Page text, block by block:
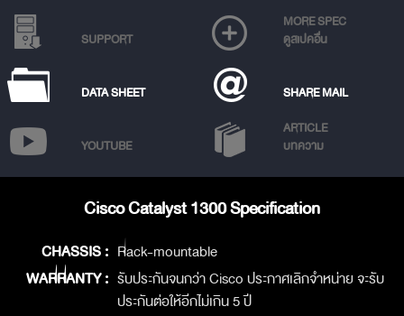
SUPPORT
MORE SPEC
ดูสเปคอื่น
DATA SHEET SHARE MAIL
YOUTUBE
ARTICLE
บทความ
Cisco Catalyst 1300 Specification
CHASSIS : Rack-mountable
WARRANTY : รับประกันจนกว่า Cisco ประกาศเลิกจำหน่าย จะรับ
ประกันต่อให้อีกไม่เกิน 5 ปี